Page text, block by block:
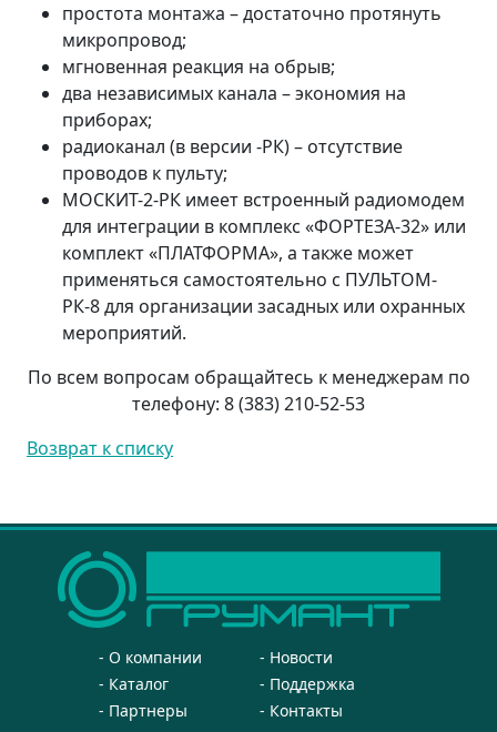
простота монтажа – достаточно протянуть
микропровод;
мгновенная реакция на обрыв;
два независимых канала – экономия на
приборах;
радиоканал (в версии -РК) – отсутствие
проводов к пульту;
МОСКИТ-2-РК имеет встроенный радиомодем
для интеграции в комплекс «ФОРТЕЗА-32» или
комплект «ПЛАТФОРМА», а также может
применяться самостоятельно с ПУЛЬТОМ-
РК-8 для организации засадных или охранных
мероприятий.
По всем вопросам обращайтесь к менеджерам по
телефону: 8 (383) 210-52-53
Возврат к списку
О компании
Новости
Каталог
Поддержка
Партнеры
Контакты